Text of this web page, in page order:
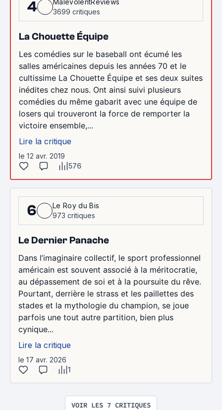
4
MalevolentReviews
3699 critiques
La Chouette Équipe
Les comédies sur le baseball ont écumé les
salles américaines depuis les années 70 et le
cultissime La Chouette Équipe et ses deux suites
inédites chez nous. Ont ainsi suivi plusieurs
comédies du même gabarit avec une équipe de
losers qui trouveront la force de remporter la
victoire ensemble,...
Lire la critique
le 12 avr. 2019
576
6
Le Roy du Bis
973 critiques
Le Dernier Panache
Dans l’imaginaire collectif, le sport professionnel
américain est souvent associé à la méritocratie,
au dépassement de soi et à la poursuite du rêve.
Pourtant, derrière le strass et les paillettes des
stades et la mythologie du champion, se joue
parfois une tout autre partition, bien plus
cynique...
Lire la critique
le 17 avr. 2026
1
VOIR LES 7 CRITIQUES